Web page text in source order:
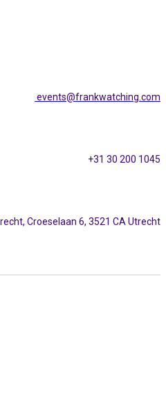
events@frankwatching.com
+31 30 200 1045
Croeselaan 6, 3521 CA Utrecht